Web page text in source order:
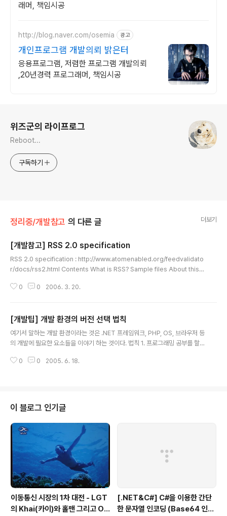
래머, 책임시공
http://blog.naver.com/osemia 광고
개인프로그램 개발의뢰 밝은터
응용프로그램, 저렴한 프로그램 개발의뢰
,20년경력 프로그래머, 책임시공
위즈군의 라이프로그
Reboot...
구독하기
정리중/개발참고 의 다른 글 더보기
[개발참고] RSS 2.0 specification
RSS 2.0 specification : http://www.atomenabled.org/feedvalidato
r/docs/rss2.html Contents What is RSS? Sample files About this d
Elements of Comments Extending RSS Roadmap Copyright and
ect of XML. All RSS files..
0 0 2006. 3. 20.
[개발팁] 개발 환경의 버전 선택 법칙
여기서 말하는 개발 환경이라는 것은 .NET 프레임워크, PHP, OS, 브라우저 등
의 개발에 필요한 요소들을 이야기 하는 것이다. 법칙 1. 프로그래밍 공부를 할
화된 것을 선택할 것. 지금 공부를 시작 하는 것이라면 최신 버전을 가지고 공부
급적 안정화된 버전을 사용하는 것이 좋다. 최신 기술은 보다 효과적인 개발 방
법, 폭넓은 기능, 많은 라이브러리들을 지원하는 것이 일반적이다. 최신 기술..
0 0 2005. 6. 18.
이 블로그 인기글
이동통신 시장의 1차 대전 - LGT
의 Khai(카이)와 홀맨 그리고 OZ
[.NET&C#] C#을 이용한 간단
한 문자열 인코딩 (Base64 인코